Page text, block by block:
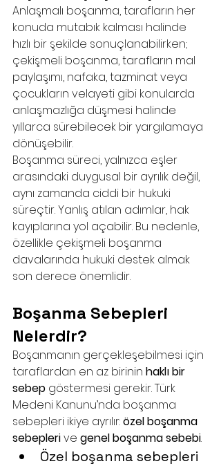
Anlaşmalı boşanma, tarafların her
konuda mutabık kalması halinde
hızlı bir şekilde sonuçlanabilirken;
çekişmeli boşanma, tarafların mal
paylaşımı, nafaka, tazminat veya
çocukların velayeti gibi konularda
anlaşmazlığa düşmesi halinde
yıllarca sürebilecek bir yargılamaya
dönüşebilir.
Boşanma süreci, yalnızca eşler
arasındaki duygusal bir ayrılık değil,
aynı zamanda ciddi bir hukuki
süreçtir. Yanlış atılan adımlar, hak
kayıplarına yol açabilir. Bu nedenle,
özellikle çekişmeli boşanma
davalarında hukuki destek almak
son derece önemlidir.
Boşanma Sebepleri
Nelerdir?
Boşanmanın gerçekleşebilmesi için
taraflardan en az birinin haklı bir
sebep göstermesi gerekir. Türk
Medeni Kanunu’nda boşanma
sebepleri ikiye ayrılır: özel boşanma
sebepleri ve genel boşanma sebebi.
Özel boşanma sebepleri